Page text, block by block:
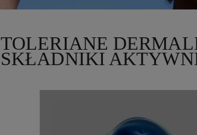
TOLERIANE
SKŁADNIKI